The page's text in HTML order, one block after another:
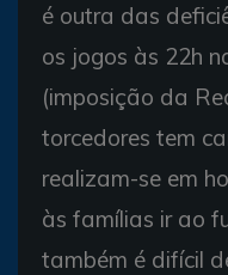
é outra das
os jogos às 22h
(imposição da
torcedores tem
realizam-se em
às famílias ir ao
também é difícil